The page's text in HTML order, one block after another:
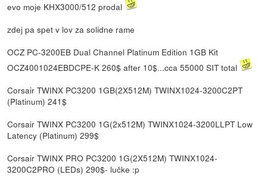
evo moje KHX3000/512 prodal
zdej pa spet v lov za solidne rame
OCZ PC-3200EB Dual Channel Platinum Edition 1GB Kit
OCZ4001024EBDCPE-K 260$ after 10$...cca 55000 SIT total
Corsair TWINX PC3200 1GB(2X512M) TWINX1024-3200C2PT
(Platinum) 241$
Corsair TWINX PC3200 1G(2x512M) TWINX1024-3200LLPT Low
Latency (Platinum) 299$
Corsair TWINX PRO PC3200 1G(2X512M) TWINX1024-
3200C2PRO (LEDs) 290$- lučke :p